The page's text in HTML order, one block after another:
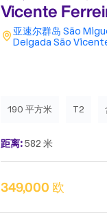
Vicente
亚速尔群岛 São
Delgada São
190 平方米 T2
距离:582 米
349,000 欧